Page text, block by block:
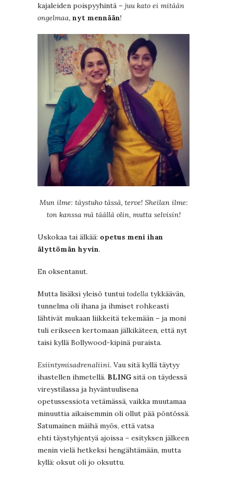
kajaleiden poispyyhintä – juu kato ei mitään
ongelmaa, nyt mennään!
Mun ilme: täystuho tässä, terve! Sheilan ilme:
ton kanssa mä täälläolin, mutta selvisin!
Uskokaa tai älkää: opetus meni ihan
älyttömän hyvin.
En oksentanut.
Mutta lisäksi yleisö tuntui todella tykkäävän,
tunnelma oli ihana ja ihmiset rohkeasti
lähtivät mukaan liikkeitä tekemään – ja moni
tuli erikseen kertomaan jälkikäteen, että nyt
taisi kyllä Bollywood-kipinä puraista.
Esiintymisadrenaliini. Vau sitä kyllä täytyy
ihastellen ihmetellä. BLING sitä on täydessä
vireystilassa ja hyväntuulisena
opetussessiota vetämässä, vaikka muutamaa
minuuttia aikaisemmin oli ollut pää pöntössä.
Satumainen mäihä myös, että vatsa
ehti täystyhjentyä ajoissa – esityksen jälkeen
menin vielä hetkeksi hengähtämään, mutta
kyllä: oksut oli jo oksuttu.